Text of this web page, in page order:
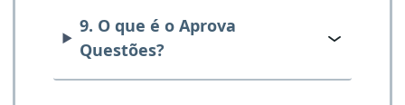
9. O que é o Aprova
Questões?